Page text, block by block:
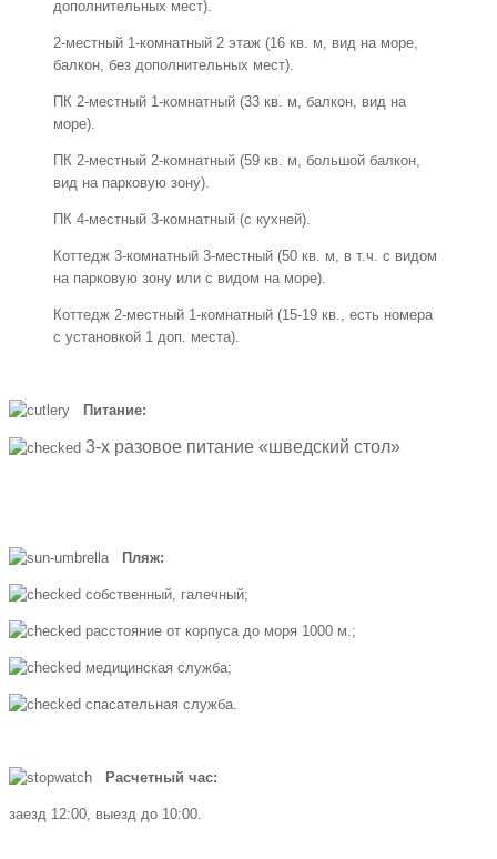
дополнительных мест).
2-местный 1-комнатный 2 этаж (16 кв. м, вид на море,
балкон, без дополнительных мест).
ПК 2-местный 1-комнатный (33 кв. м, балкон, вид на
море).
ПК 2-местный 2-комнатный (59 кв. м, большой балкон,
вид на парковую зону).
ПК 4-местный 3-комнатный (с кухней).
Коттедж 3-комнатный 3-местный (50 кв. м, в т.ч. с видом
на парковую зону или с видом на море).
Коттедж 2-местный 1-комнатный (15-19 кв., есть номера
с установкой 1 доп. места).
Питание:
3-х разовое питание «шведский стол»
Пляж:
собственный, галечный;
расстояние от корпуса до моря 1000 м.;
медицинская служба;
спасательная служба.
Расчетный час:
заезд 12:00, выезд до 10:00.